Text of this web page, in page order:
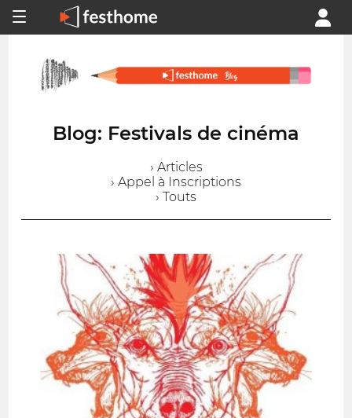
Blog: Festivals de cinéma
› Articles
› Appel à Inscriptions
› Touts